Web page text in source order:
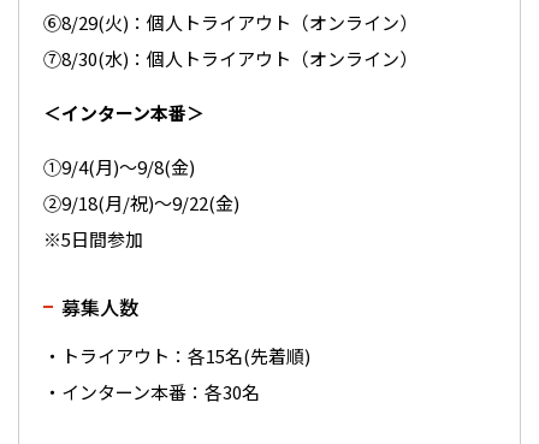
⑥8/29(火)：個人トライアウト（オンライン）
⑦8/30(水)：個人トライアウト（オンライン）
＜インターン本番＞
①9/4(月)～9/8(金)
②9/18(月/祝)～9/22(金)
※5日間参加
募集人数
・トライアウト：各15名(先着順)
・インターン本番：各30名